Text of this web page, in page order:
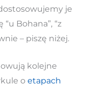
je
Bohana”, “z
– piszę niżej.
kolejne
o etapach